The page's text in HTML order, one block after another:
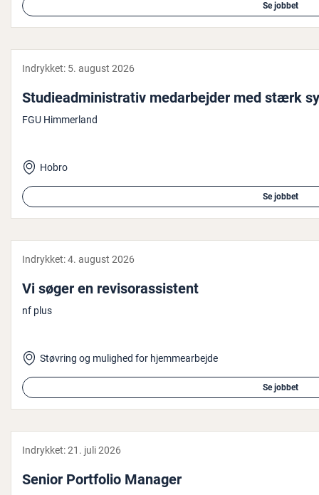
Se jobbet
Indrykket: 5. august 2026
Stu­di­e­ad­mi­ni­stra­tiv me­d­ar­bej­der med stærk
FGU Himmerland
Hobro
Se jobbet
Indrykket:4. august 2026
Vi søger en re­visoras­si­stent
nf plus
Støvring og mulighed for hjemmearbejde
Se jobbet
Indrykket:21. juli 2026
Senior Portfolio Manager